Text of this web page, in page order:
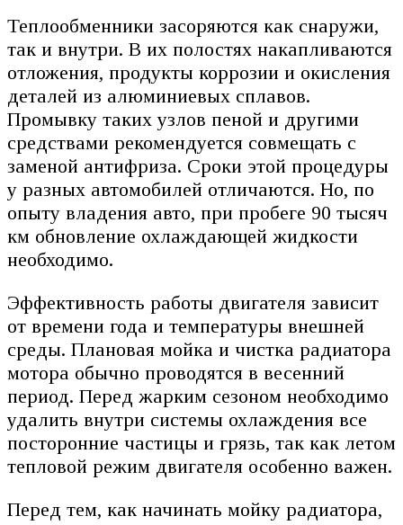
Теплообменники засоряются как снаружи,
так и внутри. В их полостях накапливаются
отложения, продукты коррозии и окисления
деталей из алюминиевых сплавов.
Промывку таких узлов пеной и другими
средствами рекомендуется совмещать с
заменой антифриза. Сроки этой процедуры
у разных автомобилей отличаются. Но, по
опыту владения авто, при пробеге 90 тысяч
км обновление охлаждающей жидкости
необходимо.
Эффективность работы двигателя зависит
от времени года и температуры внешней
среды. Плановая мойка и чистка радиатора
мотора обычно проводятся в весенний
период. Перед жарким сезоном необходимо
удалить внутри системы охлаждения все
посторонние частицы и грязь, так как летом
тепловой режим двигателя особенно важен.
Перед тем, как начинать мойку радиатора,